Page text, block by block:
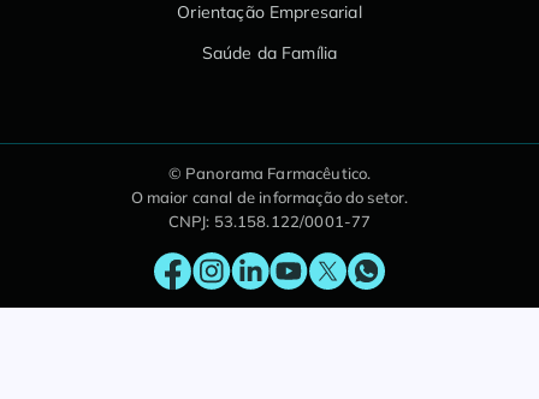
Orientação Empresarial
Saúde da Família
© Panorama Farmacêutico.
O maior canal de informação do setor.
CNPJ: 53.158.122/0001-77